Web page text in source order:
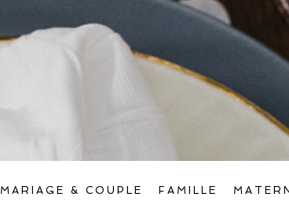
MARIAGE & COUPLE FAMILLE